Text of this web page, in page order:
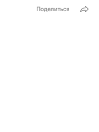
Поделиться